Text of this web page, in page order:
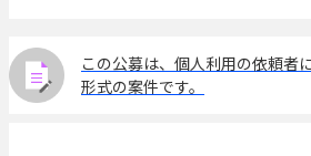
この公募は、個人利用の依頼者
形式の案件です。